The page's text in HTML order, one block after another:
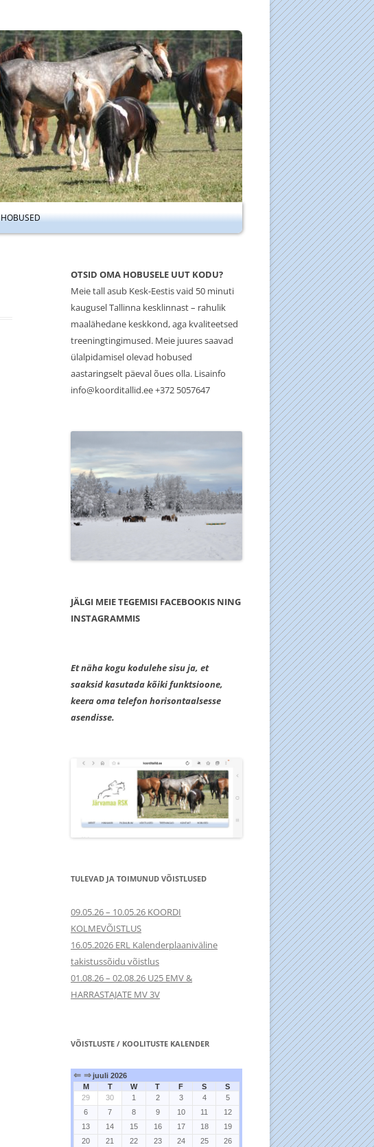
HOBUSED
OTSID OMA HOBUSELE UUT KODU?
Meie tall asub Kesk-Eestis vaid 50 minuti
kaugusel Tallinna kesklinnast – rahulik
maalähedane keskkond, aga kvaliteetsed
treeningtingimused. Meie juures saavad
ülalpidamisel olevad hobused
aastaringselt päeval õues olla. Lisainfo
info@koorditallid.ee +372 5057647
JÄLGI MEIE TEGEMISI FACEBOOKIS NING
INSTAGRAMMIS
Et näha kogu kodulehe sisu ja, et
saaksid kasutada kõiki funktsioone,
keera oma telefon horisontaalsesse
asendisse.
TULEVAD JA TOIMUNUD VÕISTLUSED
09.05.26 – 10.05.26 KOORDI
KOLMEVÕISTLUS
16.05.2026 ERL Kalenderplaaniväline
takistussõidu võistlus
01.08.26 – 02.08.26 U25 EMV &
HARRASTAJATE MV 3V
VÕISTLUSTE / KOOLITUSTE KALENDER
⇐ ⇒ juuli 2026
M
T W T F S
S
29
30 1 2 3 4
5
6
7 8 9 10 11
12
13
14 15 16 17 18
19
20
21 22 23 24 25
26